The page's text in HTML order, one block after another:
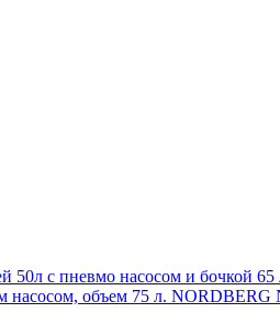
50л с пневмо насосом и бочкой
насосом, объем 75 л. NORDBERG